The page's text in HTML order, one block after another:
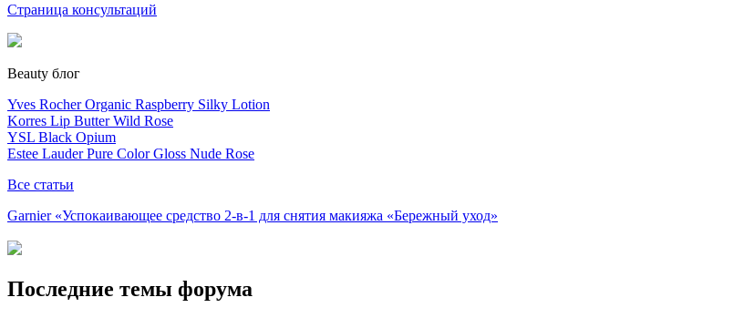
Страница консультаций
Beauty блог
Yves Rocher Organic Raspberry Silky Lotion
Korres Lip Butter Wild Rose
YSL Black Opium
Estee Lauder Pure Color Gloss Nude Rose
Все статьи
Garnier «Успокаивающее средство 2-в-1 для снятия макияжа «Бережный уход»
Последние темы форума